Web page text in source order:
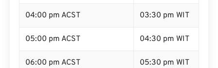
04:00 pm ACST 03:30 pm WIT
05:00 pm ACST 04:30 pm WIT
06:00 pm ACST 05:30 pm WIT